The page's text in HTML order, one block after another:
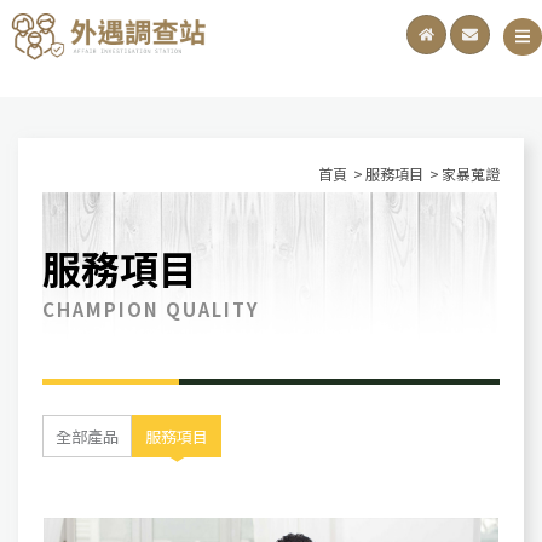
首頁 服務項目 家暴蒐證
服務項目
CHAMPION QUALITY
全部產品 服務項目